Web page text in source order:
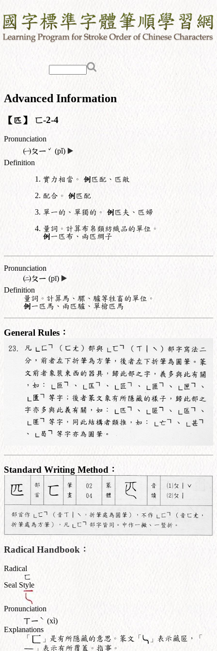
Advanced Information
【匹】 匸-2-4
Pronunciation
㈠ㄆㄧ ˇ (pǐ) ▶️
Definition
實力相當。 例匹配、匹敵
配合。 例匹配
單一的、單獨的。 例匹夫、匹婦
量詞。計算布帛類紡織品的單位。
例一匹布、兩匹綢子
Pronunciation
㈡ㄆㄧ (pī) ▶️
Definition
量詞。計算馬、騾、驢等牲畜的單位。
例一匹馬、兩匹驢、單槍匹馬
General Rules：
Standard Writing Method：
Radical Handbook：
Radical
匸
Seal Style
Pronunciation
ㄒㄧ ˋ (xì)
Explanations
「
」是有所隱藏的意思。篆文「
」表示藏匿，「
」表示有所覆蓋。指事。